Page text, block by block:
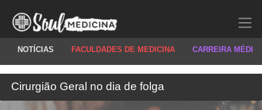
NOTÍCIAS FACULDADES DE MEDICINA CARREIRA
Cirurgião Geral no dia de folga